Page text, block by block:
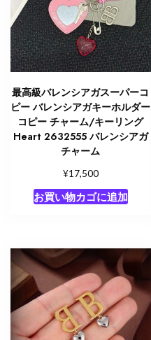
最高級バレンシアガスーパーコ
ピー バレンシアガキーホルダー
コピー チャーム/キーリング
Heart 2632555 バレンシアガ
チャーム
¥17,500
お買い物カゴに追加